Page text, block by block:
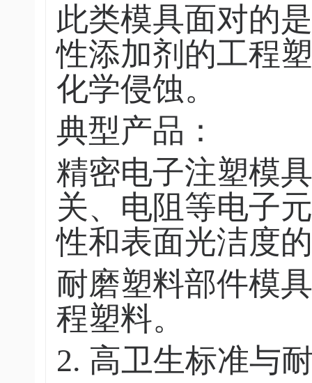
此类模具面对的
性添加剂的工程
化学侵蚀。
典型产品：
精密电子注塑模
关、电阻等电子
性和表面光洁度
耐磨塑料部件模
程塑料。
2. 高卫生标准与